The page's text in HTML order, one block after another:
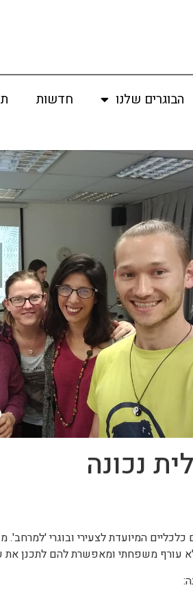
הבוגרים שלנו חדשות
נכונה
המיועדת לצעירי ובוגרי 'למרחב'.
עורף משפחתי ומאפשרת להם לתכנן את